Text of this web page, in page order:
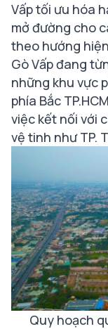
Vấp tối ưu hóa
mở đường cho
theo hướng
Gò Vấp đang
những khu vực
phía Bắc
việc kết nối với
vệ tinh như TP.
Quy hoạch